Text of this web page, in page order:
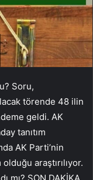
Soru,
törende 48 ilin
geldi. AK
tanıtım
AK Parti’nin
araştırılıyor.